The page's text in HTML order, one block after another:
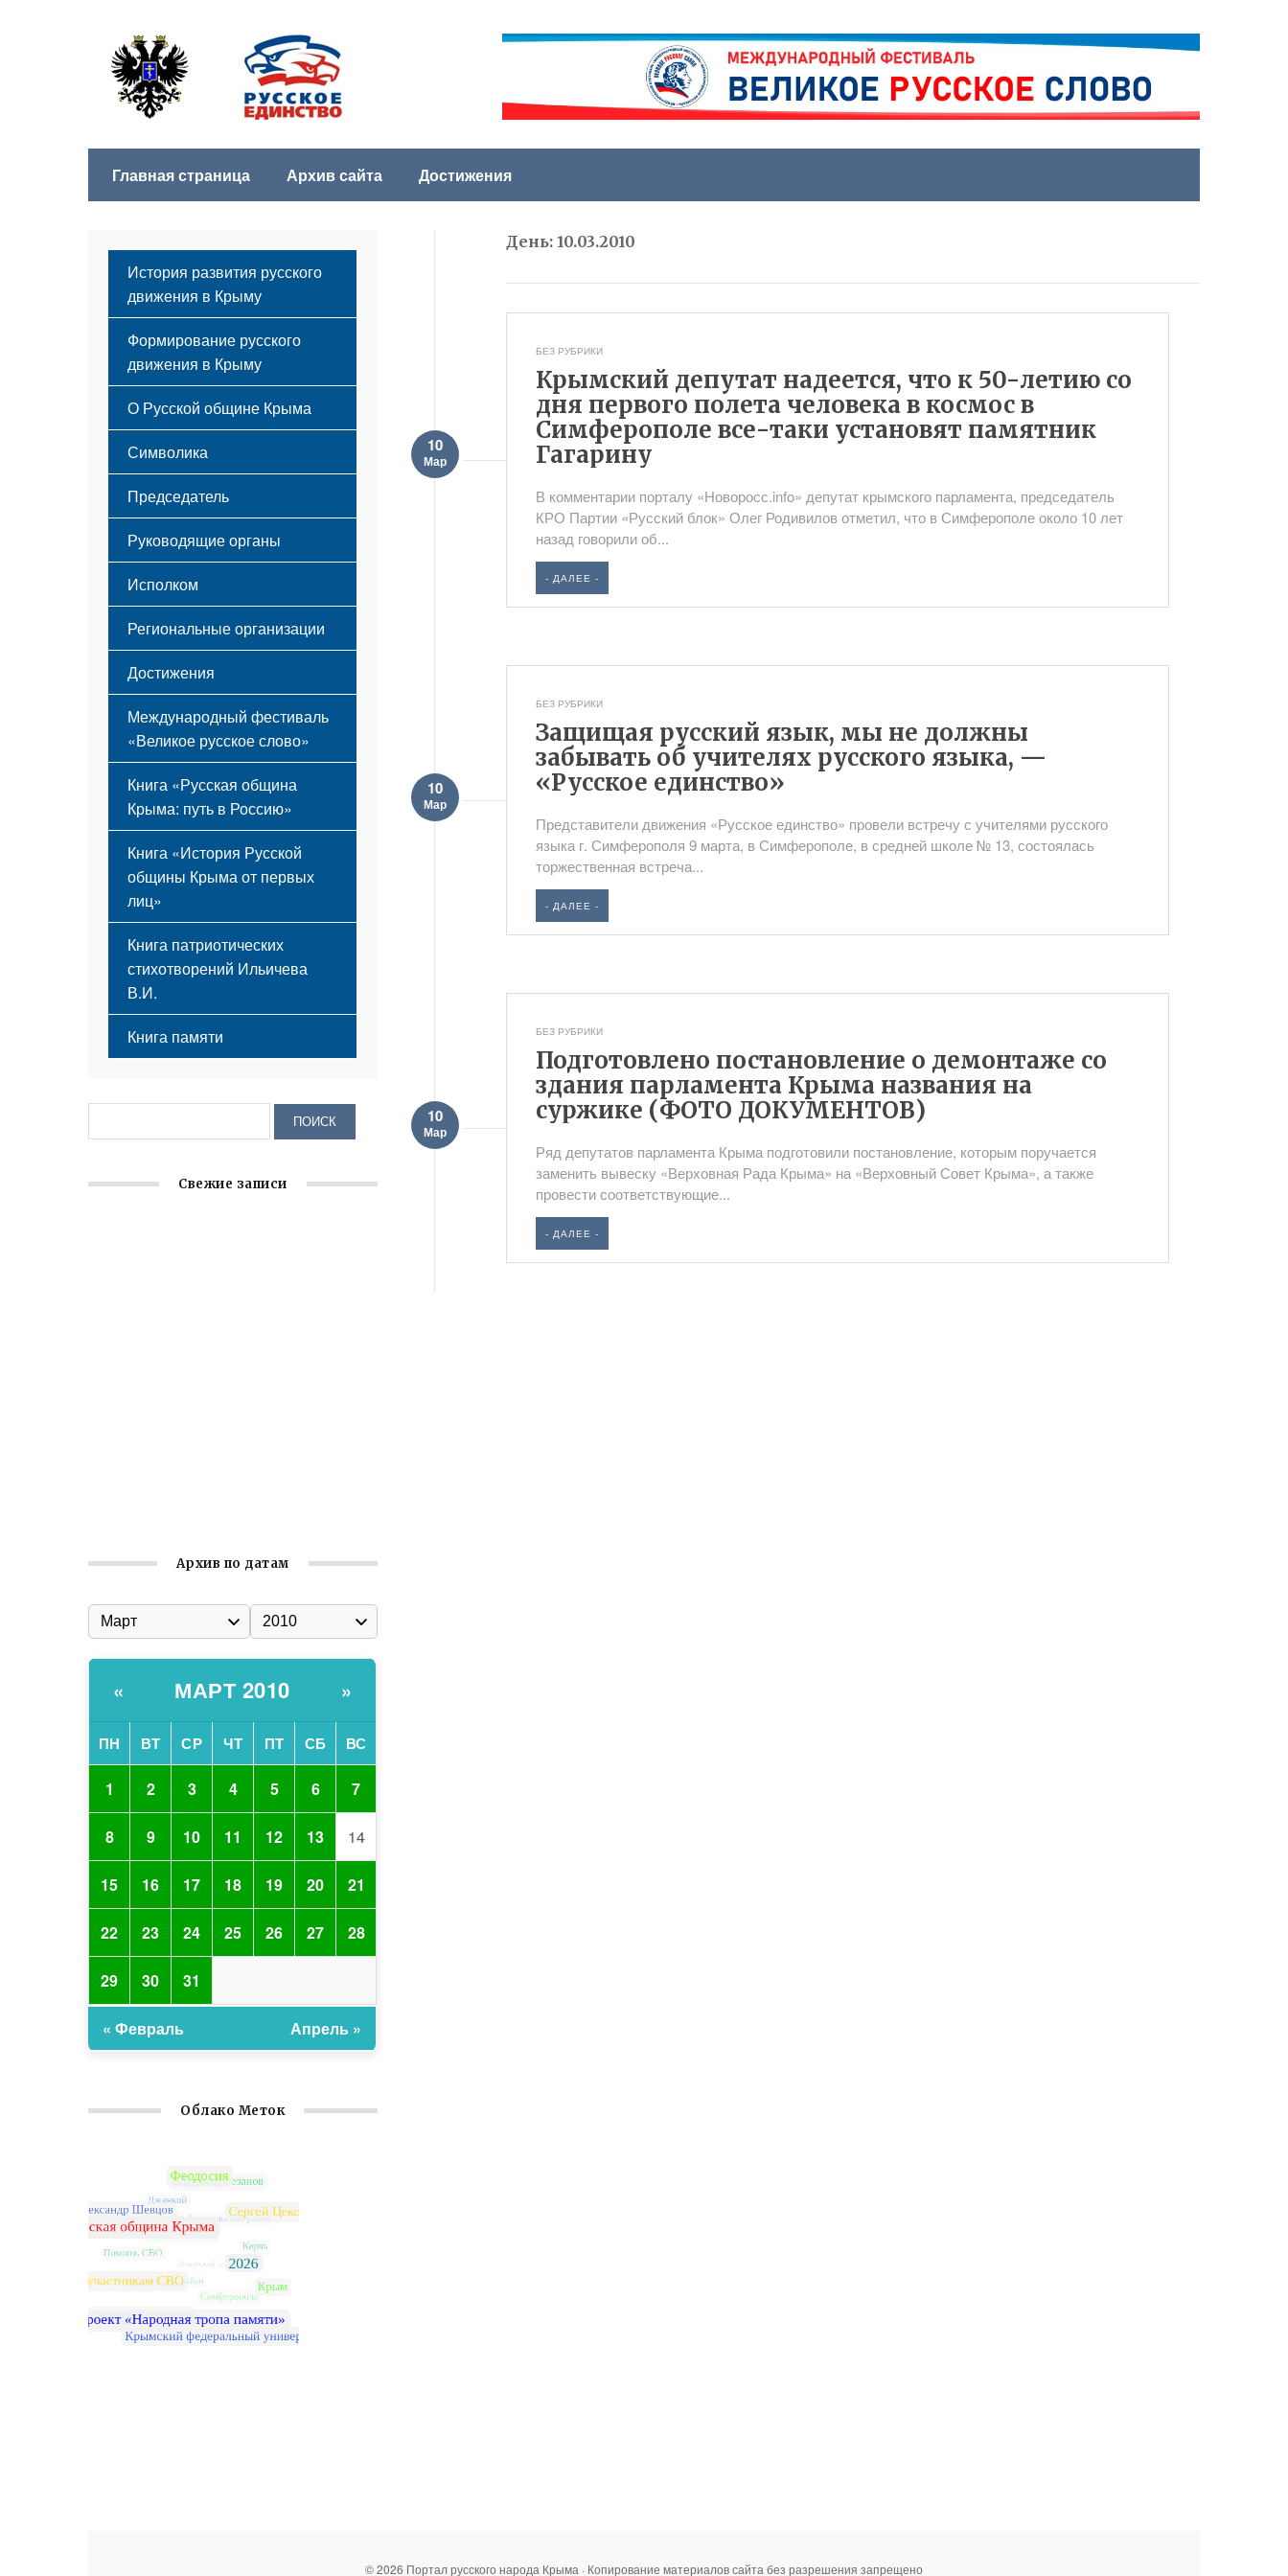
Главная страница Архив сайта Достижения
День:10.03.2010
БЕЗ РУБРИКИ
Крымский депутат надеется, что к 50-летию со
дня первого полета человека в космос в
Симферополе все-таки установят памятник
Гагарину
10
Мар
В комментарии порталу «Новоросс.info» депутат крымского парламента, председатель
КРО Партии «Русский блок» Олег Родивилов отметил, что в Симферополе около 10 лет
назад говорили об...
- ДАЛЕЕ -
БЕЗ РУБРИКИ
Защищая русский язык, мы не должны
забывать об учителях русского языка, —
«Русское единство»
10
Мар
Представители движения «Русское единство» провели встречу с учителями русского
языка г. Симферополя 9 марта, в Симферополе, в средней школе № 13, состоялась
торжественная встреча...
- ДАЛЕЕ -
БЕЗ РУБРИКИ
Подготовлено постановление о демонтаже со
здания парламента Крыма названия на
суржике (ФОТО ДОКУМЕНТОВ)
10
Мар
Ряд депутатов парламента Крыма подготовили постановление, которым поручается
заменить вывеску «Верховная Рада Крыма» на «Верховный Совет Крыма», а также
провести соответствующие...
- ДАЛЕЕ -
История развития русского
движения в Крыму
Формирование русского
движения в Крыму
Русский Крым
О Русской общине Крыма
Этапы становления
Принципы деятельности
Структура
Мероприятия
Символика
Флаг
Герб
Гимн
Председатель
Руководящие органы
Исполком
Региональные организации
Достижения
Международный фестиваль
«Великое русское слово»
Книга «Русская община
Крыма: путь в Россию»
Книга «История Русской
общины Крыма от первых
лиц»
Книга патриотических
стихотворений Ильичева
В.И.
Книга памяти
Свежие записи
Архив по датам
« МАРТ 2010 »
ПН ВТ СР ЧТ ПТ СБ ВС
1 2 3 4 5 6 7
8 9 10 11 12 13 14
15 16 17 18 19 20 21
22 23 24 25 26 27 28
29 30 31
« Февраль Апрель »
Облако Меток
© 2026 Портал русского народа Крыма · Копирование материалов сайта без разрешения запрещено